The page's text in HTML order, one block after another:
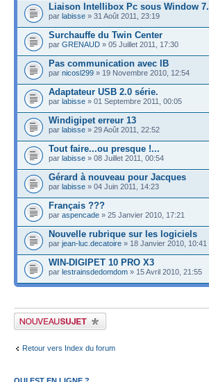
Liaison Intellibox Pc sous Window 7.
par labisse » 31 Août 2011, 23:19
Surchauffe du Twin Center
par GRENAUD » 05 Juillet 2011, 17:30
Pas communication avec IB
par nicosl299 » 19 Novembre 2010, 12:54
Adaptateur USB 2.0 série.
par labisse » 01 Septembre 2011, 00:05
Windigipet erreur 13
par labisse » 29 Août 2011, 22:52
Tout faire...ou presque !...
par labisse » 08 Juillet 2011, 00:54
Gérard à nouveau pour Jacques
par labisse » 04 Juin 2011, 14:23
Français ???
par aspencade » 25 Janvier 2010, 17:21
Nouvelle rubrique sur les logiciels
par jean-luc.decatoire » 18 Janvier 2010, 10:41
WIN-DIGIPET 10 PRO X3
par lestrainsdedomdom » 15 Avril 2010, 21:55
Publier un nouveau sujet
Retour vers Index du forum
QUI EST EN LIGNE ?